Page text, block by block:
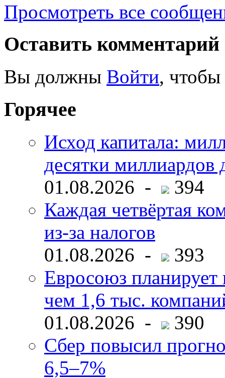
Просмотреть все
Оставить комментарий
Вы должны Войти, чтобы
Горячее
Исход капитала:
десятки миллиардов
01.08.2026 -
394
Каждая четвёртая
из-за налогов
01.08.2026 -
393
Евросоюз планирует
чем 1,6 тыс.
01.08.2026 -
390
Сбер повысил
6,5–7%